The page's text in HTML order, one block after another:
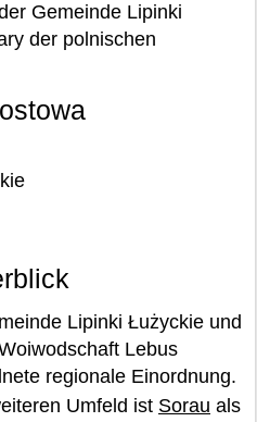
Gemeinde Lipinki
der polnischen
Lipinki Łużyckie und
Lebus
regionale Einordnung.
Umfeld ist Sorau als